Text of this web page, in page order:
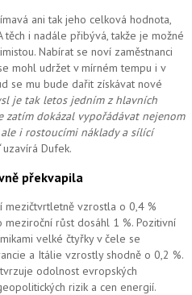
ani tak jeho celková hodnota,
těch i nadále přibývá, takže je možné
Nabírat se noví zaměstnanci
mohl udržet v mírném tempu i v
se mu bude dařit získávat nové
je tak letos jedním z hlavních
zatím dokázal vypořádávat nejenom
i rostoucími náklady a sílící
uzavírá Dufek.
překvapila
mezičtvrtletně vzrostla o 0,4 %
růst dosáhl 1 %. Pozitivní
velké čtyřky v čele se
a Itálie vzrostly shodně o 0,2 %.
odolnost evropských
rizik a cen energií.